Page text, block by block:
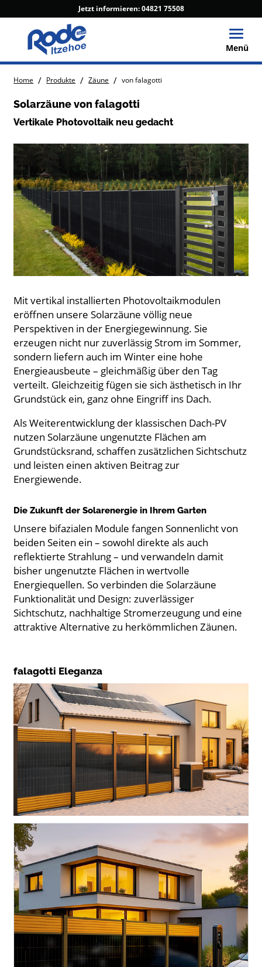
Jetzt informieren:04821 75508
Menü
Home / Produkte / Zäune / von falagotti
Solarzäune von falagotti
Vertikale Photovoltaik neu gedacht
Mit vertikal installierten Photovoltaikmodulen
eröffnen unsere Solarzäune völlig neue
Perspektiven in der Energiegewinnung. Sie
erzeugen nicht nur zuverlässig Strom im Sommer,
sondern liefern auch im Winter eine hohe
Energieausbeute – gleichmäßig über den Tag
verteilt. Gleichzeitig fügen sie sich ästhetisch in Ihr
Grundstück ein, ganz ohne Eingriff ins Dach.
Als Weiterentwicklung der klassischen Dach-PV
nutzen Solarzäune ungenutzte Flächen am
Grundstücksrand, schaffen zusätzlichen Sichtschutz
und leisten einen aktiven Beitrag zur
Energiewende.
Die Zukunft der Solarenergie in Ihrem Garten
Unsere bifazialen Module fangen Sonnenlicht von
beiden Seiten ein – sowohl direkte als auch
reflektierte Strahlung – und verwandeln damit
bisher ungenutzte Flächen in wertvolle
Energiequellen. So verbinden die Solarzäune
Funktionalität und Design: zuverlässiger
Sichtschutz, nachhaltige Stromerzeugung und eine
attraktive Alternative zu herkömmlichen Zäunen.
falagotti Eleganza